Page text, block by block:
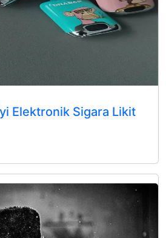
Elektronik Sigara Likit